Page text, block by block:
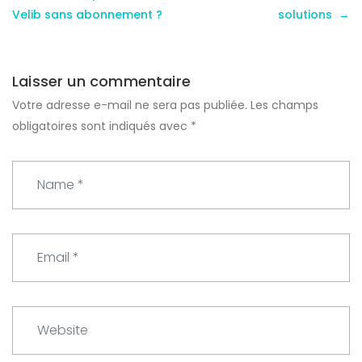
Velib sans abonnement ?
solutions
Laisser un commentaire
Votre adresse e-mail ne sera pas publiée. Les champs
obligatoires sont indiqués avec *
m
e
a
i
b